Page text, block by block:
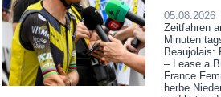
05.08.2026 |
Zeitfahren
Minuten
Beaujolais:
– Lease a
France
herbe